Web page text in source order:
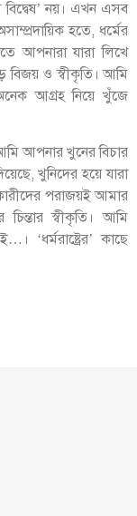
নয়। এখন এসব
হতে, ধর্মের
আপনারা যারা লিখে
বিজয় ও স্বীকৃতি। আমি
আগ্রহ নিয়ে খুঁজে
আপনার খুনের বিচার
খুনিদের হয়ে যারা
পরাজয়ই আমার
স্বীকৃতি। আমি
‘ধর্মরাষ্ট্রের’ কাছে